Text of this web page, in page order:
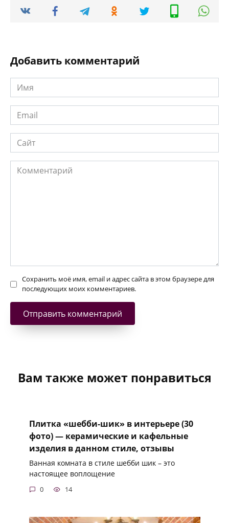
возле печки:
изучаем во всех
Добавить комментарий
Имя
*
Email
*
Сайт
Комментарий
Сохранить моё имя, email и адрес сайта в этом браузере для
последующих моих комментариев.
Вам также может понравиться
Плитка «шебби-шик» в интерьере (30
фото) — керамические и кафельные
изделия в данном стиле, отзывы
Ванная комната в стиле шебби шик – это
настоящее воплощение
0 14